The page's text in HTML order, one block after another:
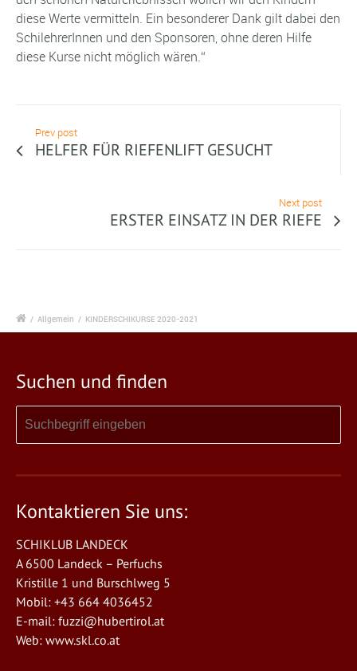
diese Werte vermitteln. Ein besonderer Dank gilt dabei den
SchilehrerInnen und den Sponsoren, ohne deren Hilfe
diese Kurse nicht möglich wären.“
Prev post
HELFER FÜR RIEFENLIFT GESUCHT
Next post
ERSTER EINSATZ IN DER RIEFE
/ Allgemein / KINDERSCHIKURSE 2020-2021
Suchen und finden
Kontaktieren Sie uns:
SCHIKLUB LANDECK
A 6500 Landeck – Perfuchs
Kristille 1 und Burschlweg 5
Mobil: +43 664 4036452
E-mail: fuzzi@hubertirol.at
Web: www.skl.co.at